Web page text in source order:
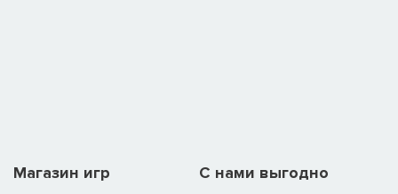
Магазин игр C нами выгодно